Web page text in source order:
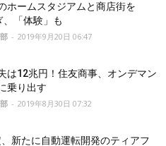
ホームスタジアムと商店街を
、「体験」も
- 2019年9月20日 06:47
は12兆円！住友商事、オンデマン
乗り出す
- 2019年8月30日 07:32
新たに自動運転開発のティアフ